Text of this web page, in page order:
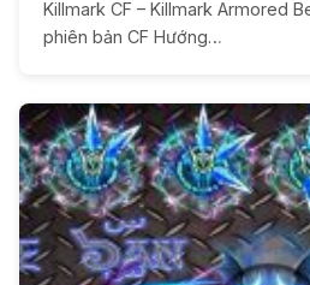
Killmark CF – Killmark Armored
phiên bản CF Hướng…